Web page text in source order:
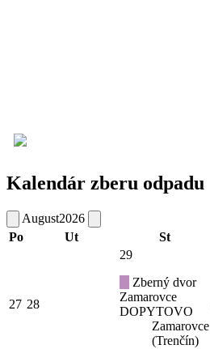
Kalendár zberu odpadu
August2026
Po
Ut St
27 28
29
Zberný dvor
Zamarovce
DOPYTOVO
Zamarovce
(Trenčín)